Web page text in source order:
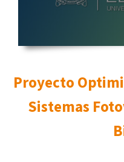
Proyecto
Sistemas